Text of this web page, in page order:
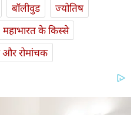
बॉलीवुड
ज्योतिष
महाभारत के किस्से
और रोमांचक